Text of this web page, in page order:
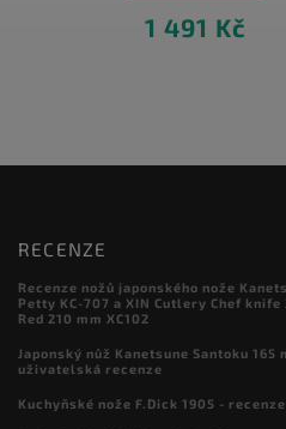
1 491 Kč
RECENZE
Recenze nožů japonského nože
Petty KC-707 a XIN Cutlery Chef knife
Red 210 mm XC102
Japonský nůž Kanetsune Santoku 165
uživatelská recenze
Kuchyňské nože F.Dick 1905 - recenze